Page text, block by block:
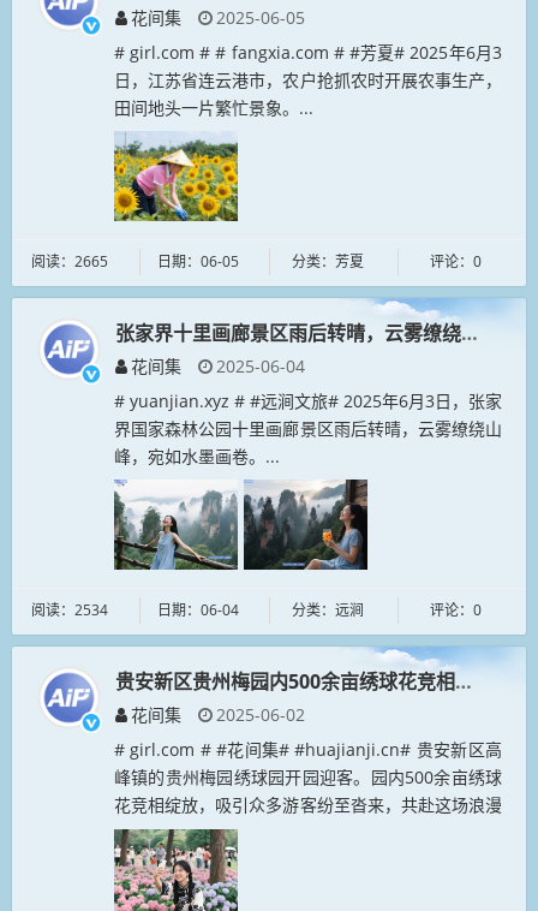
花间集
2025-06-05
# girl.com # # fangxia.com # #芳夏# 2025年6月3
日，江苏省连云港市，农户抢抓农时开展农事生产，
田间地头一片繁忙景象。...
阅读：2665 日期：06-05 分类：芳夏 评论：0
张家界十里画廊景区雨后转晴，云雾缭绕山峰，
花间集
2025-06-04
# yuanjian.xyz # #远涧文旅# 2025年6月3日，张家
界国家森林公园十里画廊景区雨后转晴，云雾缭绕山
峰，宛如水墨画卷。...
阅读：2534 日期：06-04 分类：远涧 评论：0
贵安新区贵州梅园内500余亩绣球花竞相绽放
花间集
2025-06-02
# girl.com # #花间集# #huajianji.cn# 贵安新区高
峰镇的贵州梅园绣球园开园迎客。园内500余亩绣球
花竞相绽放，吸引众多游客纷至沓来，共赴这场浪漫
的花事之约。走进梅园，大片绣球花沿...